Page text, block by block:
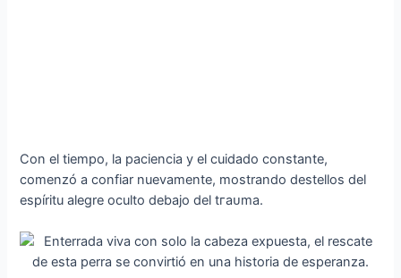
Con el tiempo, la paciencia y el cuidado constante,
comenzó a confiar nuevamente, mostrando destellos del
espíritu alegre oculto debajo del tгаᴜmа.